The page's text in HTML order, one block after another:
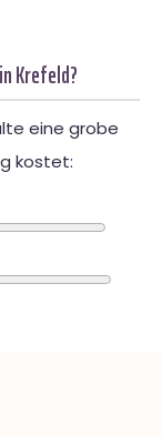
Krefeld?
eine grobe
kostet: